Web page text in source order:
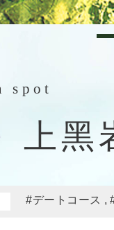
spot
上
#デートコース